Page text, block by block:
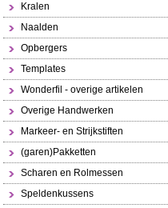
Kralen
Naalden
Opbergers
Templates
Wonderfil - overige artikelen
Overige Handwerken
Markeer- en Strijkstiften
(garen)Pakketten
Scharen en Rolmessen
Speldenkussens